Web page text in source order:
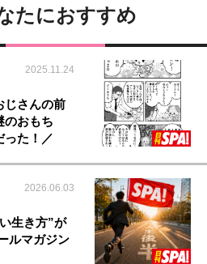
たにおすすめ
2025.11.24
じさんの前
のおもち
った！／
2026.06.03
生き方”が
ルマガジン